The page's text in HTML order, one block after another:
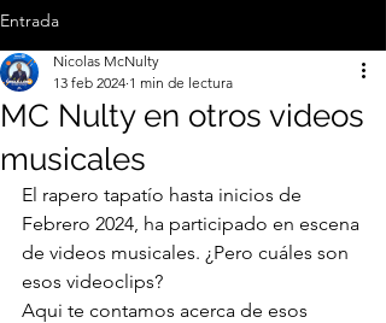
Entrada
MC Nulty en otros videos
musicales
Nicolas McNulty
13 feb 2024 1 min de lectura
El rapero tapatío hasta inicios de
Febrero 2024, ha participado en escena
de videos musicales. ¿Pero cuáles son
esos videoclips?
Aqui te contamos acerca de esos